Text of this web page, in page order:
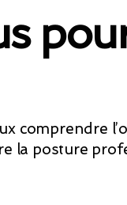
comprendre
la posture